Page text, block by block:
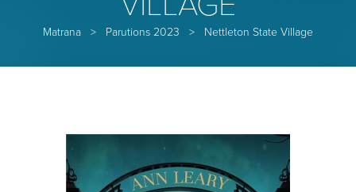
Matrana > Parutions 2023 > Nettleton State Village